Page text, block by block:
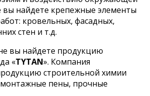
вы найдете крепежные элементы
кровельных, фасадных,
стен и т.д.
вы найдете продукцию
«TYTAN». Компания
строительной химии
пены, прочные